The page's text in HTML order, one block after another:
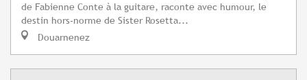
de Fabienne Conte à la guitare, raconte avec humour, le
destin hors-norme de Sister Rosetta...
Douarnenez